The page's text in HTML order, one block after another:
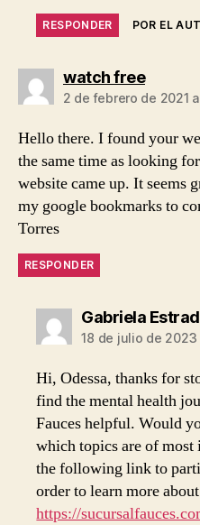
RESPONDER POR EL
watch freedice:
2 de febrero de 2021
Hello there. I found your
the same time as looking
website came up. It seems
my google bookmarks to
Torres
RESPONDER
Gabriela
18 de julio de 2023
Hi, Odessa, thanks for
find the mental health
Fauces helpful. Would
which topics are of
the following link to
order to learn more
https://